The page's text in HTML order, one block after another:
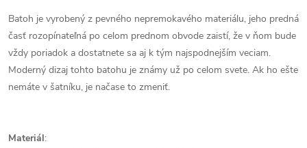
Batoh je vyrobený z pevného nepremokavého materiálu, jeho predná
časť rozopínateľná po celom prednom obvode zaistí, že v ňom bude
vždy poriadok a dostatnete sa aj k tým najspodnejším veciam.
Moderný dizaj tohto batohu je známy už po celom svete. Ak ho ešte
nemáte v šatníku, je načase to zmeniť.
Materiál: